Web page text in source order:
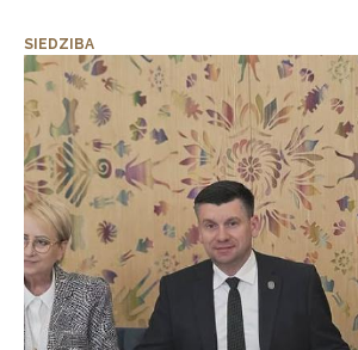
SIEDZIBA